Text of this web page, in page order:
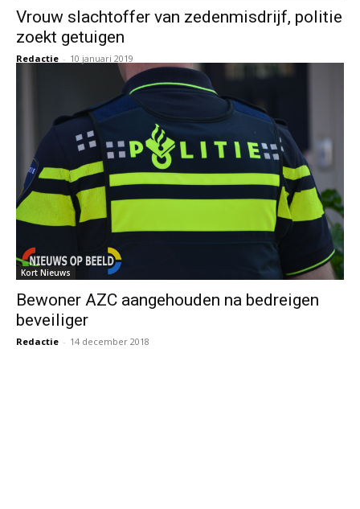
Vrouw slachtoffer van zedenmisdrijf, politie
zoekt getuigen
Redactie - 10 januari 2019
Kort Nieuws
Bewoner AZC aangehouden na bedreigen
beveiliger
Redactie - 14 december 2018